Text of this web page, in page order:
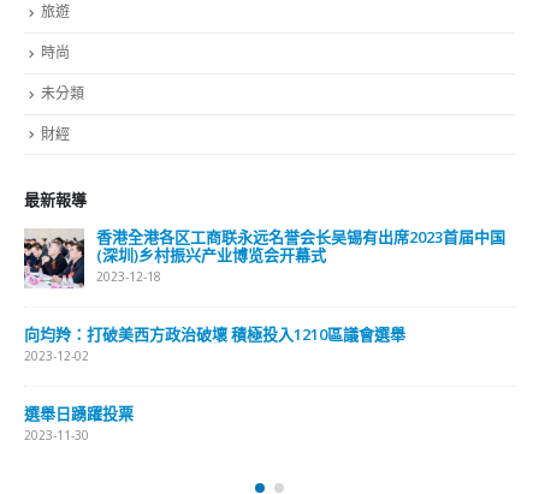
旅遊
時尚
未分類
財經
最新報導
香港全港各区工商联永远名誉会长吴锡有出席2023首届中国
(深圳)乡村振兴产业博览会开幕式
2023-12-18
向均羚：打破美西方政治破壞 積極投入1210區議會選舉
2023-12-02
選舉日踴躍投票
2023-11-30